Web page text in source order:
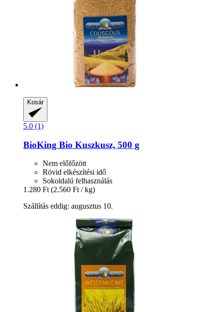
Kosár
5.0 (1)
BioKing Bio Kuszkusz, 500 g
Nem előfőzött
Rövid elkészítési idő
Sokoldalú felhasználás
1.280 Ft (2.560 Ft / kg)
Szállítás eddig: augusztus 10.